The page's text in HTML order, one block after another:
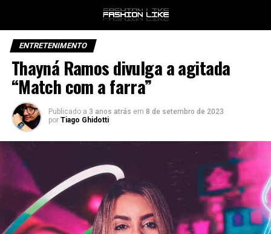
ENTRETENIMENTO
Thayná Ramos divulga a agitada
“Match com a farra”
Publicado a 3 anos atrás em 8 de setembro de 2023
por Tiago Ghidotti